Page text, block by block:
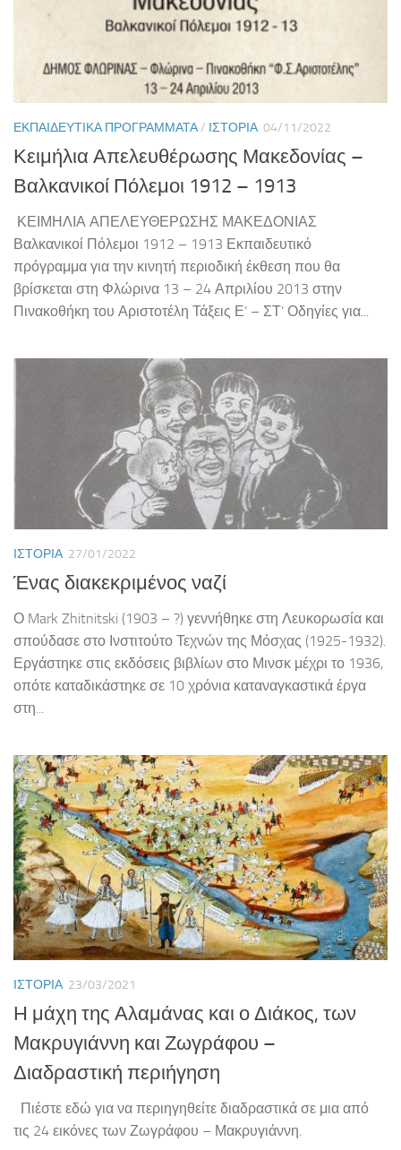
ΕΚΠΑΙΔΕΥΤΙΚΆ ΠΡΟΓΡΆΜΜΑΤΑ/ ΙΣΤΟΡΊΑ 04/11/2022
Κειμήλια Απελευθέρωσης Μακεδονίας –
Βαλκανικοί Πόλεμοι 1912 – 1913
ΚΕΙΜΗΛΙΑ ΑΠΕΛΕΥΘΕΡΩΣΗΣ ΜΑΚΕΔΟΝΙΑΣ
Βαλκανικοί Πόλεμοι 1912 – 1913 Εκπαιδευτικό
πρόγραμμα για την κινητή περιοδική έκθεση που θα
βρίσκεται στη Φλώρινα 13 – 24 Απριλίου 2013 στην
Πινακοθήκη του Αριστοτέλη Τάξεις Ε’ – ΣΤ’ Οδηγίες για...
ΙΣΤΟΡΊΑ 27/01/2022
Ένας διακεκριμένος ναζί
Ο Mark Zhitnitski (1903 – ?) γεννήθηκε στη Λευκορωσία και
σπούδασε στο Ινστιτούτο Τεχνών της Μόσχας (1925-1932).
Εργάστηκε στις εκδόσεις βιβλίων στο Μινσκ μέχρι το 1936,
οπότε καταδικάστηκε σε 10 χρόνια καταναγκαστικά έργα
στη...
ΙΣΤΟΡΊΑ 23/03/2021
Η μάχη της Αλαμάνας και ο Διάκος, των
Μακρυγιάννη και Ζωγράφου –
Διαδραστική περιήγηση
Πιέστε εδώ για να περιηγηθείτε διαδραστικά σε μια από
τις 24 εικόνες των Ζωγράφου – Μακρυγιάννη.